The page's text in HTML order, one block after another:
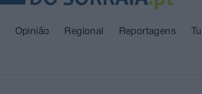
Opinião Regional Reportagens